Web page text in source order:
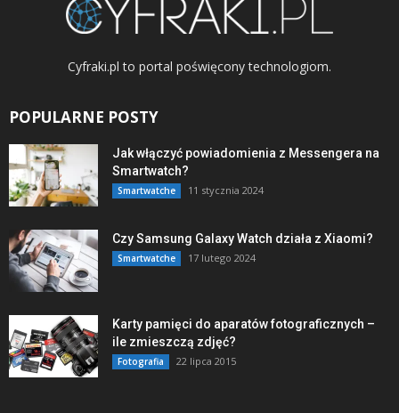
Cyfraki.pl to portal poświęcony technologiom.
POPULARNE POSTY
Jak włączyć powiadomienia z Messengera na
Smartwatch?
Smartwatche 11 stycznia 2024
Czy Samsung Galaxy Watch działa z Xiaomi?
Smartwatche 17 lutego 2024
Karty pamięci do aparatów fotograficznych –
ile zmieszczą zdjęć?
Fotografia 22 lipca 2015